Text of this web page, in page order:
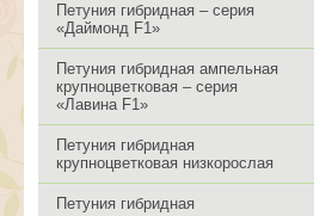
Петуния гибридная – серия
«Даймонд F1»
Петуния гибридная ампельная
крупноцветковая – серия
«Лавина F1»
Петуния гибридная
крупноцветковая низкорослая
Петуния гибридная